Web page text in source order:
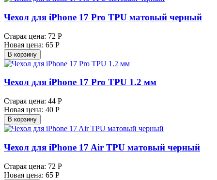
Чехол для iPhone 17 Pro TPU матовый черный
Старая цена: 72 Р
Новая цена: 65 Р
В корзину
Чехол для iPhone 17 Pro TPU 1.2 мм
Старая цена: 44 Р
Новая цена: 40 Р
В корзину
Чехол для iPhone 17 Air TPU матовый черный
Старая цена: 72 Р
Новая цена: 65 Р